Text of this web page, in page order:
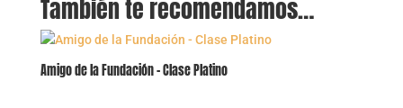
También te recomendamos…
Amigo de la Fundación – Clase Platino